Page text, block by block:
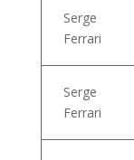
Serge
Ferrari
Serge
Ferrari